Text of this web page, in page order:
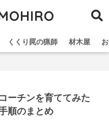
くくり罠の猟師 材木屋
ーチンを育ててみた
順のまとめ